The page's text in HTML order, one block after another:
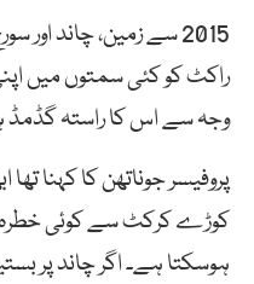
2015 سے زمین، چاند
راکٹ کو کئی سمتوں میں
وجہ سے اس کا راستہ گڈمڈ
پروفیسر جوناتھن کا کہنا
کوڑے کرکٹ سے کوئی
ہوسکتا ہے۔ اگر چاند پر